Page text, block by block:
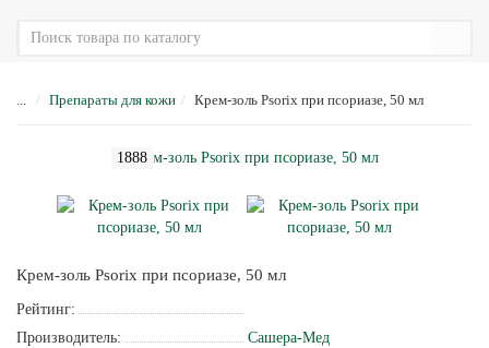
... Препараты для кожи Крем-золь Psorix при псориазе, 50 мл
1888
Крем-золь Psorix при псориазе, 50 мл
Рейтинг:
Производитель:
Сашера-Мед